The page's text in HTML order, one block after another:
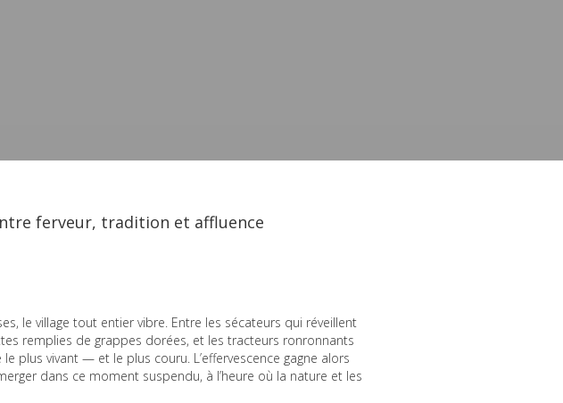
ferveur, tradition et affluence
le village tout entier vibre. Entre les sécateurs qui réveillent
remplies de grappes dorées, et les tracteurs ronronnants
plus vivant — et le plus couru. L’effervescence gagne alors
dans ce moment suspendu, à l’heure où la nature et les